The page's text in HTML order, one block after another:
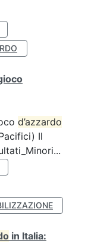
d’azzardo
Il
in Italia: